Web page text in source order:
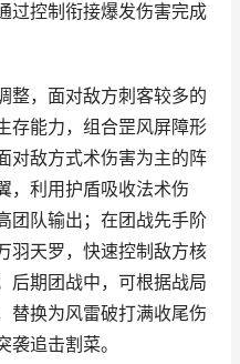
过控制衔接爆发伤害完成
整，面对敌方刺客较多的
存能力，组合罡风屏障形
对敌方式术伤害为主的阵
，利用护盾吸收法术伤
团队输出；在团战先手阶
羽天罗，快速控制敌方核
后期团战中，可根据战局
替换为风雷破打满收尾伤
追击割菜。